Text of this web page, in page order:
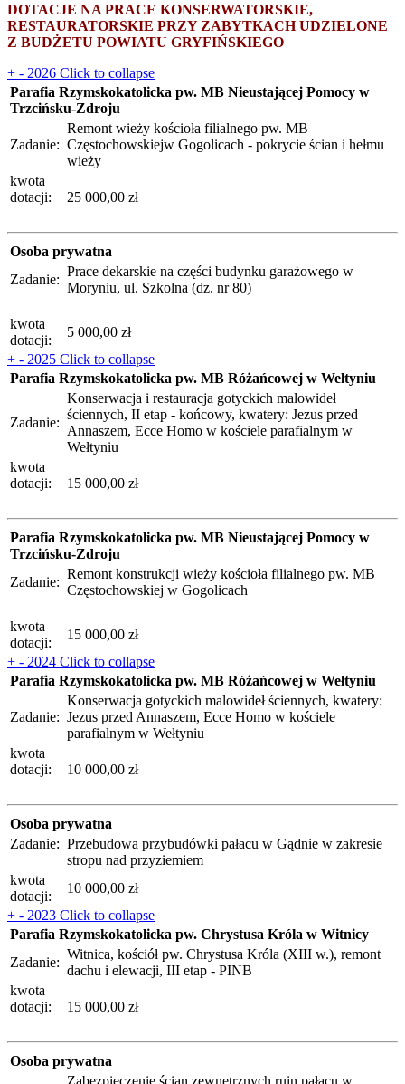
DOTACJE NA PRACE KONSERWATORSKIE,
RESTAURATORSKIE PRZY ZABYTKACH UDZIELONE
Z BUDŻETU POWIATU GRYFIŃSKIEGO
+ - 2026 Click to collapse
Parafia Rzymskokatolicka pw. MB Nieustającej Pomocy w
Trzcińsku-Zdroju
Zadanie:
Remont wieży kościoła filialnego pw. MB
Częstochowskiejw Gogolicach - pokrycie ścian i hełmu
wieży
kwota
dotacji:
25 000,00 zł
Osoba prywatna
Zadanie:
Prace dekarskie na części budynku garażowego w
Moryniu, ul. Szkolna (dz. nr 80)
kwota
dotacji:
5 000,00 zł
+ - 2025 Click to collapse
Parafia Rzymskokatolicka pw. MB Różańcowej w Wełtyniu
Zadanie:
Konserwacja i restauracja gotyckich malowideł
ściennych, II etap - końcowy, kwatery: Jezus przed
Annaszem, Ecce Homo w kościele parafialnym w
Wełtyniu
kwota
dotacji:
15 000,00 zł
Parafia Rzymskokatolicka pw. MB Nieustającej Pomocy w
Trzcińsku-Zdroju
Zadanie:
Remont konstrukcji wieży kościoła filialnego pw. MB
Częstochowskiej w Gogolicach
kwota
dotacji:
15 000,00 zł
+ - 2024 Click to collapse
Parafia Rzymskokatolicka pw. MB Różańcowej w Wełtyniu
Zadanie:
Konserwacja gotyckich malowideł ściennych, kwatery:
Jezus przed Annaszem, Ecce Homo w kościele
parafialnym w Wełtyniu
kwota
dotacji:
10 000,00 zł
Osoba prywatna
Zadanie: Przebudowa przybudówki pałacu w Gądnie w zakresie
stropu nad przyziemiem
kwota
dotacji:
10 000,00 zł
+ - 2023 Click to collapse
Parafia Rzymskokatolicka pw. Chrystusa Króla w Witnicy
Zadanie:
Witnica, kościół pw. Chrystusa Króla (XIII w.), remont
dachu i elewacji, III etap - PINB
kwota
dotacji:
15 000,00 zł
Osoba prywatna
Zabezpieczenie ścian zewnętrznych ruin pałacu w